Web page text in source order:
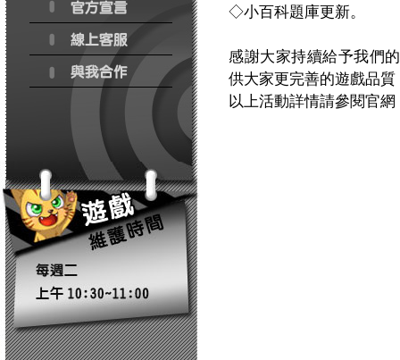
◇小百科題庫更新。
感謝大家持續給予我們
供大家更完善的遊戲品質
以上活動詳情請參閱官網